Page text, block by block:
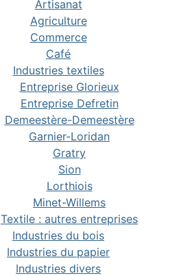
Artisanat
Agriculture
Commerce
Café
Industries textiles
Entreprise Glorieux
Entreprise Defretin
Demeestère-Demeestère
Garnier-Loridan
Gratry
Sion
Lorthiois
Minet-Willems
Textile : autres entreprises
Industries du bois
Industries du papier
Industries divers